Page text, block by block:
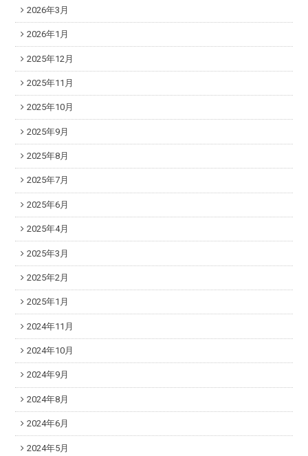
2026年3月
2026年1月
2025年12月
2025年11月
2025年10月
2025年9月
2025年8月
2025年7月
2025年6月
2025年4月
2025年3月
2025年2月
2025年1月
2024年11月
2024年10月
2024年9月
2024年8月
2024年6月
2024年5月